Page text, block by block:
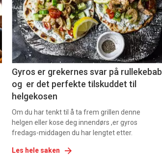
nå
-
6
Gyros er grekernes svar på rullekebab
og er det perfekte tilskuddet til
helgekosen
Om du har tenkt til å ta frem grillen denne
helgen eller kose deg innendørs ,er gyros
fredags-middagen du har lengtet etter.
Les hele saken